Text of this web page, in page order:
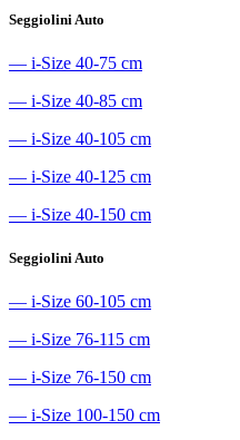
Seggiolini Auto
― i-Size 40-75 cm
― i-Size 40-85 cm
― i-Size 40-105 cm
― i-Size 40-125 cm
― i-Size 40-150 cm
Seggiolini Auto
― i-Size 60-105 cm
― i-Size 76-115 cm
― i-Size 76-150 cm
― i-Size 100-150 cm